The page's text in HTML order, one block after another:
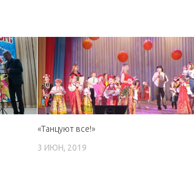
«Танцуют все!»
3 ИЮН, 2019